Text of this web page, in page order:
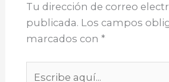
Tu dirección de correo
publicada. Los campos
marcados con *